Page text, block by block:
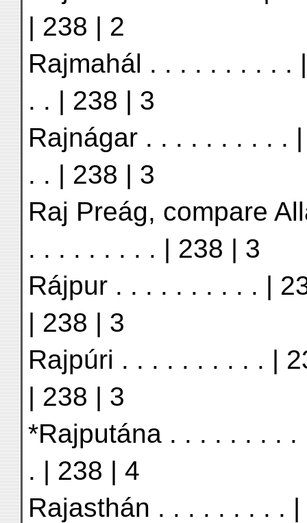
| 238 | 2
Rajmahál . . . . . . . . . .
. . | 238 | 3
Rajnágar . . . . . . . . . .
. . | 238 | 3
Raj Preág, compare
. . . . . . . . . | 238 | 3
Rájpur . . . . . . . . . . |
| 238 | 3
Rajpúri . . . . . . . . . . |
| 238 | 3
*Rajputána . . . . . . . .
. | 238 | 4
Rajasthán . . . . . . . . .